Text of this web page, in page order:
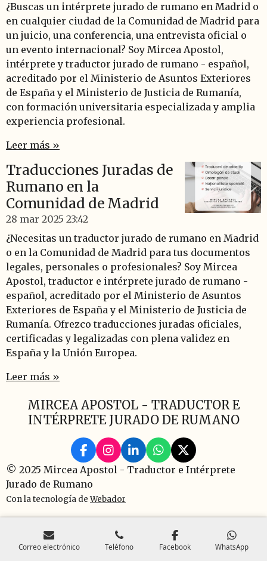
¿Buscas un intérprete jurado de rumano en Madrid o
en cualquier ciudad de la Comunidad de Madrid para
un juicio, una conferencia, una entrevista oficial o
un evento internacional? Soy Mircea Apostol,
intérprete y traductor jurado de rumano - español,
acreditado por el Ministerio de Asuntos Exteriores
de España y el Ministerio de Justicia de Rumanía,
con formación universitaria especializada y amplia
experiencia profesional.
Leer más »
Traducciones Juradas de
Rumano en la
Comunidad de Madrid
28 mar 2025 23:42
¿Necesitas un traductor jurado de rumano en Madrid
o en la Comunidad de Madrid para tus documentos
legales, personales o profesionales? Soy Mircea
Apostol, traductor e intérprete jurado de rumano -
español, acreditado por el Ministerio de Asuntos
Exteriores de España y el Ministerio de Justicia de
Rumanía. Ofrezco traducciones juradas oficiales,
certificadas y legalizadas con plena validez en
España y la Unión Europea.
Leer más »
MIRCEA APOSTOL - TRADUCTOR E
INTÉRPRETE JURADO DE RUMANO
F
a
c
e
b
I
n
s
a
m
L
i
n
W
h
a
X
© 2025 Mircea Apostol - Traductor e Intérprete
Jurado de Rumano
Con la tecnología deWebador
Correo electrónico Teléfono Facebook WhatsApp